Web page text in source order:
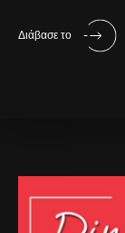
Διάβασε το